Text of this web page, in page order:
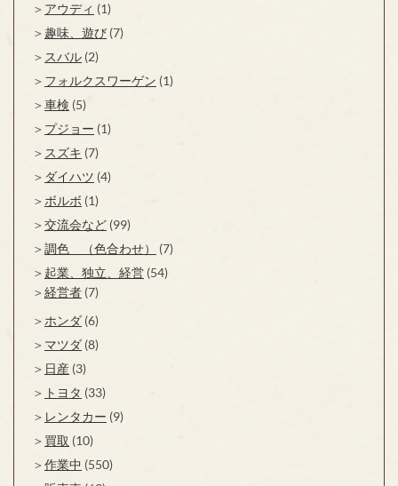
アウディ (1)
趣味、遊び (7)
スバル (2)
フォルクスワーゲン (1)
車検 (5)
プジョー (1)
スズキ (7)
ダイハツ (4)
ボルボ (1)
交流会など (99)
調色 （色合わせ）
(7)
起業、独立、経営 (54)
経営者 (7)
ホンダ (6)
マツダ (8)
日産 (3)
トヨタ (33)
レンタカー (9)
買取 (10)
作業中 (550)